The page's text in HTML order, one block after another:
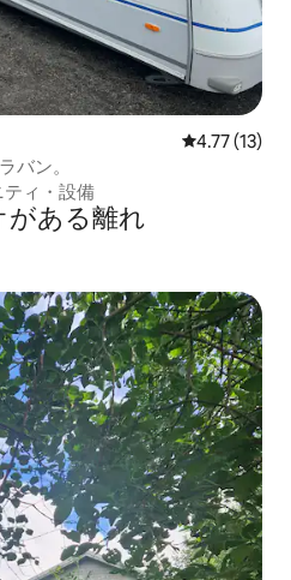
レビュー13
4.77 (13)
バン。
ティ・設備
がある離れ